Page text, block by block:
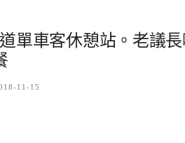
道單車客休憩站。老議
11-15